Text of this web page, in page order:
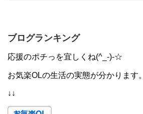
ブログランキング
応援のポチっを宜しくね(^_-)-☆
お気楽OLの生活の実態が分かります。
↓↓